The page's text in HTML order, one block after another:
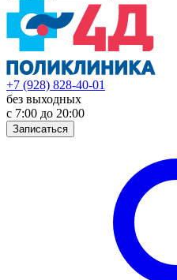
+7 (928) 828-40-01
без выходных
с 7:00 до 20:00
Записаться